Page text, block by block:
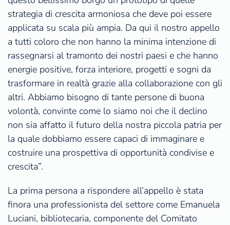
strategia di crescita armoniosa che deve poi essere
applicata su scala più ampia. Da qui il nostro appello
a tutti coloro che non hanno la minima intenzione di
rassegnarsi al tramonto dei nostri paesi e che hanno
energie positive, forza interiore, progetti e sogni da
trasformare in realtà grazie alla collaborazione con gli
altri. Abbiamo bisogno di tante persone di buona
volontà, convinte come lo siamo noi che il declino
non sia affatto il futuro della nostra piccola patria per
la quale dobbiamo essere capaci di immaginare e
costruire una prospettiva di opportunità condivise e
crescita”.
La prima persona a rispondere all’appello è stata
finora una professionista del settore come Emanuela
Luciani, bibliotecaria, componente del Comitato